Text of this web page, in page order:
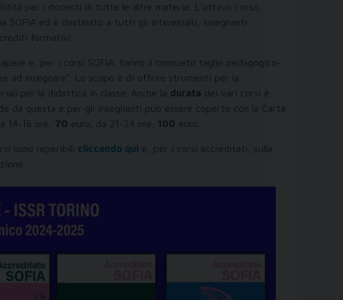
per i docenti di tutte le altre materie. L’ottavo corso,
SOFIA ed è destinato a tutti gli interessati, insegnanti
formativi.
e, per i corsi SOFIA, hanno il consueto taglio pedagogico-
ad insegnare”. Lo scopo è di offrire strumenti per la
per la didattica in classe. Anche la durata dei vari corsi è
da questa e per gli insegnanti può essere coperto con la Carta
14-16 ore, 70 euro; da 21-24 ore, 100 euro.
sono reperibili cliccando qui e, per i corsi accreditati, sulla